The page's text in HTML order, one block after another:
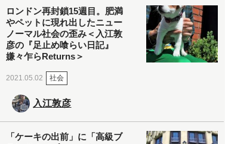
ロンドン再封鎖15週目。肥満
やペットに現れ出したニュー
ノーマル社会の歪み＜入江敦
彦の『足止め喰らい日記』
嫌々乍らReturns＞
2021.05.02 社会
入江敦彦
「ケーキの出前」に「高級ブ